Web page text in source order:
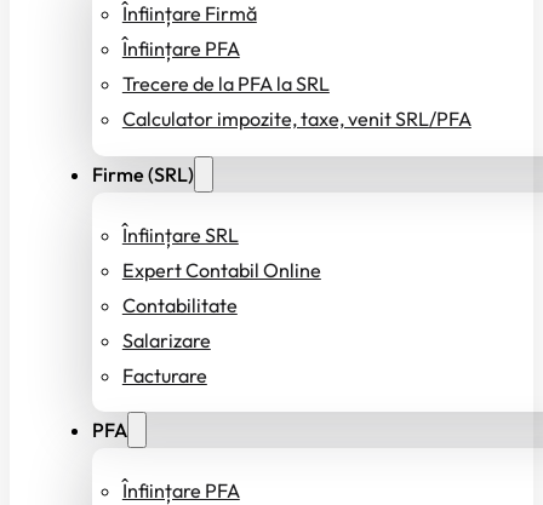
Înființare Firmă
Înființare PFA
Trecere de la PFA la SRL
Calculator impozite, taxe, venit SRL/PFA
Firme (SRL)
Înființare SRL
Expert Contabil Online
Contabilitate
Salarizare
Facturare
PFA
Înființare PFA